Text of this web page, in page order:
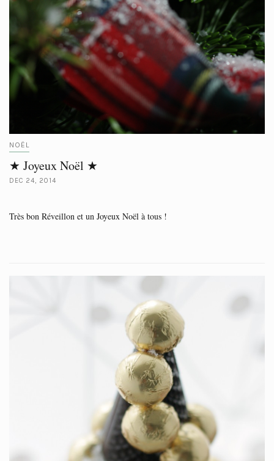
NOËL
★ Joyeux Noël ★
DEC 24, 2014
Très bon Réveillon et un Joyeux Noël à tous !